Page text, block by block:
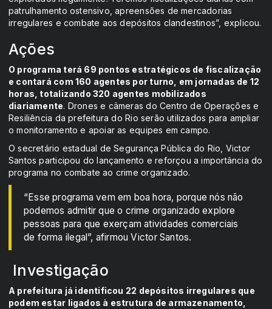
patrulhamento ostensivo, apreensões de mercadorias
irregulares e combate aos depósitos clandestinos”, explicou.
Ações
O programa terá 69 pontos estratégicos de fiscalização
e contará com 160 agentes por turno, em jornadas de 12
horas, totalizando 320 agentes mobilizados
diariamente. Drones e câmeras do Centro de Operações e
Resiliência da prefeitura do Rio serão utilizados para ampliar
o monitoramento e apoiar as equipes em campo.
O secretário estadual de Segurança Pública do Rio, Victor
Santos participou do lançamento e reforçou a importância do
programa no combate ao crime organizado.
“Esse programa vem em boa hora, porque nós não
podemos admitir que o crime organizado explore
pessoas para que exerçam atividades comerciais
de forma ilegal”, afirmou Victor Santos.
Investigação
A prefeitura já identificou 22 depósitos irregulares que
podem estar ligados à estrutura de armazenamento,